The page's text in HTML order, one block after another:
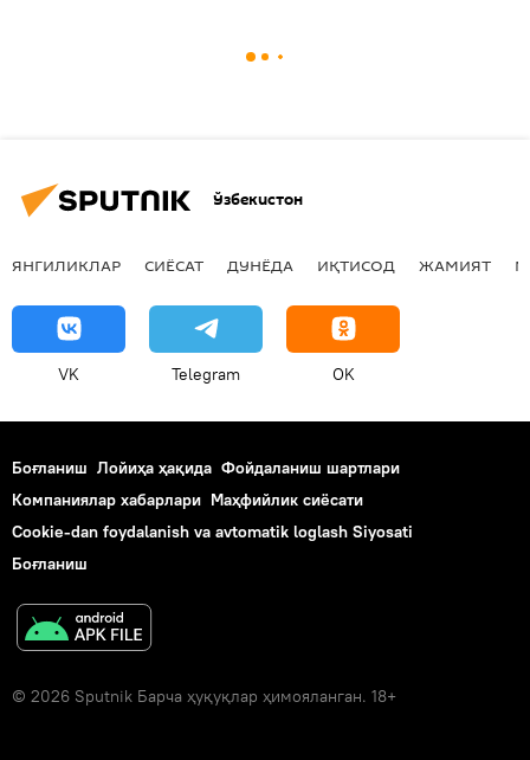
Ўзбекистон
ЯНГИЛИКЛАР СИЁСАТ ДУНЁДА ИҚТИСОД ЖАМИЯТ
VK Telegram OK
Боғланиш Лойиҳа ҳақида Фойдаланиш шартлари
Компаниялар хабарлари Маҳфийлик сиёсати
Cookie-dan foydalanish va avtomatik loglash Siyosati
Боғланиш
© 2026 Sputnik Барча ҳуқуқлар ҳимояланган. 18+